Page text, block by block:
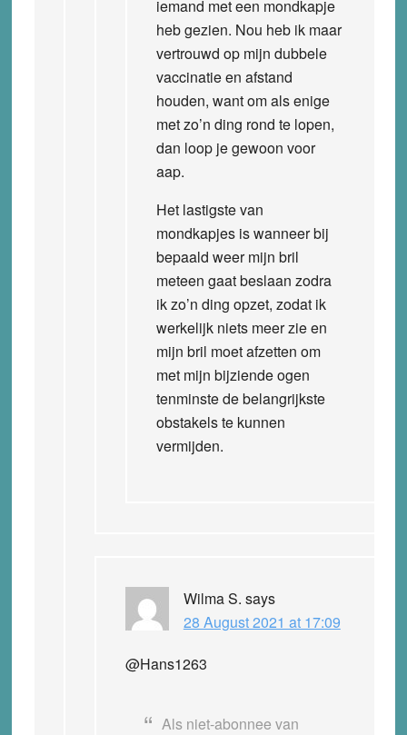
iemand met een mondkapje
heb gezien. Nou heb ik maar
vertrouwd op mijn dubbele
vaccinatie en afstand
houden, want om als enige
met zo’n ding rond te lopen,
dan loop je gewoon voor
aap.
Het lastigste van
mondkapjes is wanneer bij
bepaald weer mijn bril
meteen gaat beslaan zodra
ik zo’n ding opzet, zodat ik
werkelijk niets meer zie en
mijn bril moet afzetten om
met mijn bijziende ogen
tenminste de belangrijkste
obstakels te kunnen
vermijden.
Wilma S. says
28 August 2021 at 17:09
@Hans1263
Als niet-abonnee van